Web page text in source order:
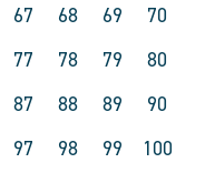
67 68 69
70
77 78 79
80
87 88 89
90
97 98 99
100